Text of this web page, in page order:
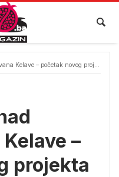
– početak novog projekta u fotografiji
–
projekta